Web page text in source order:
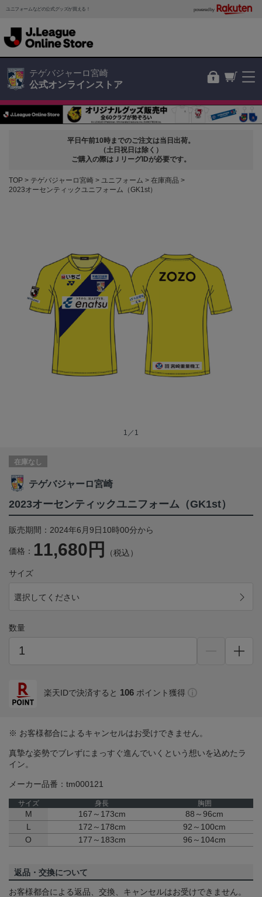
ユニフォームなどの公式グッズが買える！ powered by
テゲバジャーロ宮崎
公式オンラインストア
平日午前10時までのご注文は当日出荷。
（土日祝日は除く）
ご購入の際はＪリーグIDが必要です。
TOP テゲバジャーロ宮崎 ユニフォーム
在庫商品
2023オーセンティックユニフォーム（GK1st）
1／1
在庫なし
テゲバジャーロ宮崎
2023オーセンティックユニフォーム（GK1st）
販売期間：2024年6月9日10時00分から
価格： 11,680円 （税込）
サイズ
選択してください
数量
楽天IDで決済すると 106 ポイント獲得
※ お客様都合によるキャンセルはお受けできません。
真摯な姿勢でブレずにまっすぐ進んでいくという想いを込めたラ
イン。
メーカー品番：tm000121
サイズ 身長 胸囲
M 167～173cm
88～96cm
L
172～178cm
92～100cm
O
177～183cm 96～104cm
返品・交換について
お客様都合による返品、交換、キャンセルはお受けできません。